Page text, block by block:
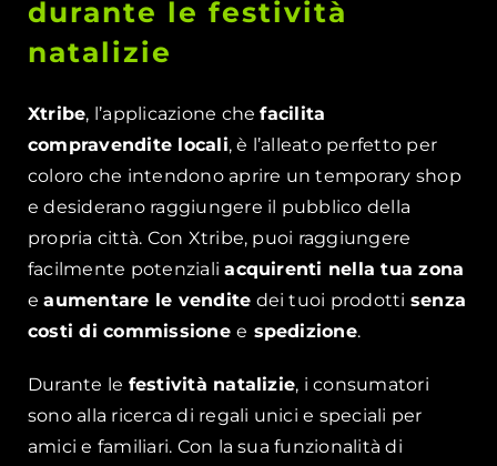
durante le festività
natalizie
Xtribe, l’applicazione chefacilita
compravendite locali, è l’alleato perfetto per
coloro che intendono aprire un temporary shop
e desiderano raggiungere il pubblico della
propria città. Con Xtribe, puoi raggiungere
facilmente potenzialiacquirenti nella tua zona
eaumentare le vendite dei tuoi prodotti senza
costi di commissionee spedizione.
Durante le festività natalizie, i consumatori
sono alla ricerca di regali unici e speciali per
amici e familiari. Con la sua funzionalità di